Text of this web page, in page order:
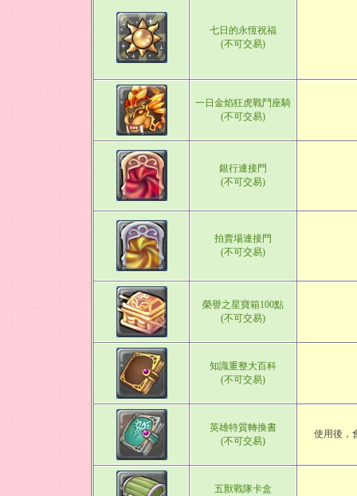
七日的永恆祝福
(不可交易)
一日金焰狂虎戰鬥座騎
(不可交易)
銀行連接門
(不可交易)
拍賣場連接門
(不可交易)
榮譽之星寶箱100點
(不可交易)
知識重整大百科
(不可交易)
英雄特質轉換書
(不可交易)
使用後，
五獸戰隊卡盒